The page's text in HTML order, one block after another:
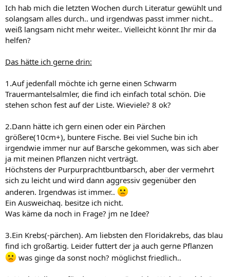
Ich hab mich die letzten Wochen durch Literatur gewühlt und
solangsam alles durch.. und irgendwas passt immer nicht..
weiß langsam nicht mehr weiter.. Vielleicht könnt Ihr mir da
helfen?
Das hätte ich gerne drin:
1.Auf jedenfall möchte ich gerne einen Schwarm
Trauermantelsalmler, die find ich einfach total schön. Die
stehen schon fest auf der Liste. Wieviele? 8 ok?
2.Dann hätte ich gern einen oder ein Pärchen
größere(10cm+), buntere Fische. Bei viel Suche bin ich
irgendwie immer nur auf Barsche gekommen, was sich aber
ja mit meinen Pflanzen nicht verträgt.
Höchstens der Purpurprachtbuntbarsch, aber der vermehrt
sich zu leicht und wird dann aggressiv gegenüber den
anderen. Irgendwas ist immer..
Ein Ausweichaq. besitze ich nicht.
Was käme da noch in Frage? jm ne Idee?
3.Ein Krebs(-pärchen). Am liebsten den Floridakrebs, das blau
find ich großartig. Leider futtert der ja auch gerne Pflanzen
was ginge da sonst noch? möglichst friedlich..